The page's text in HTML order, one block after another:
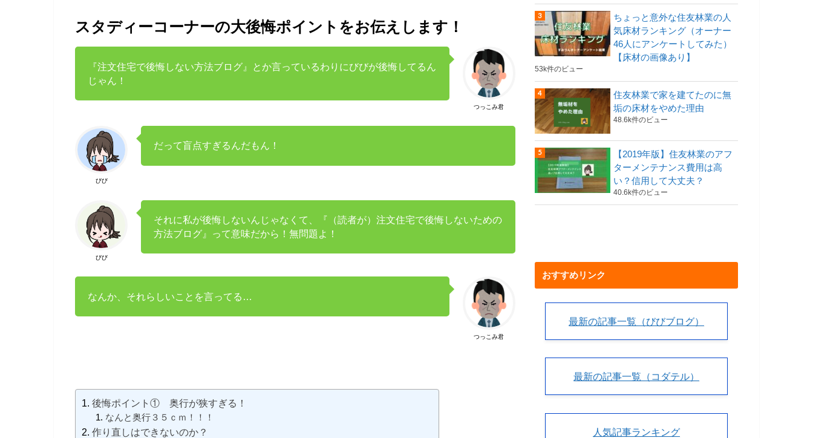
スタディーコーナーの大後悔ポイントをお伝えします！
つっこみ君
『注文住宅で後悔しない方法ブログ』とか言っているわりにびびが後悔してるん
じゃん！
びび
だって盲点すぎるんだもん！
びび
それに私が後悔しないんじゃなくて、『（読者が）注文住宅で後悔しないための
方法ブログ』って意味だから！無問題よ！
つっこみ君
なんか、それらしいことを言ってる…
後悔ポイント① 奥行が狭すぎる！
なんと奥行３５ｃｍ！！！
作り直しはできないのか？
ちょっと意外な住友林業の人
気床材ランキング（オーナー
46人にアンケートしてみた）
【床材の画像あり】
53k件のビュー
住友林業で家を建てたのに無
垢の床材をやめた理由
48.6k件のビュー
【2019年版】住友林業のアフ
ターメンテナンス費用は高
い？信用して大丈夫？
40.6k件のビュー
おすすめリンク
最新の記事一覧（びびブログ）
最新の記事一覧（コダテル）
人気記事ランキング